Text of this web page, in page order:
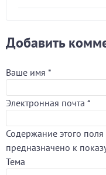
Добавить
Ваше имя *
Электронная почта *
Содержание этого
предназначено к
Тема